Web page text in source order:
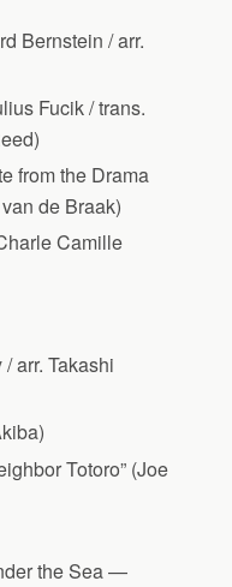
Bernstein / arr.
Fucik / trans.
from the Drama
de Braak)
Camille
arr. Takashi
Totoro” (Joe
the Sea —